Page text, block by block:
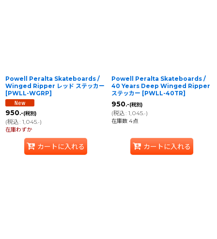
Powell Peralta Skateboards /
Winged Ripper レッド ステッカー
[PWLL-WGRP]
950.-(税別)
(税込: 1,045.-)
在庫わずか
カートに入れる
Powell Peralta Skateboards /
40 Years Deep Winged Ripper
ステッカー [PWLL-40TR]
950.-(税別)
(税込: 1,045.-)
在庫数 4点
カートに入れる